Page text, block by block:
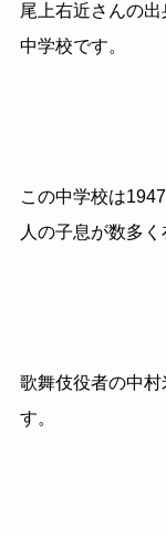
尾上右近さんの
中学校です。
この中学校は
人の子息が数多
歌舞伎役者の中
す。